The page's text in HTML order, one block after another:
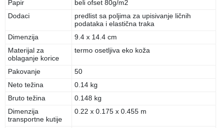
Papir
beli ofset 80g/m2
Dodaci
predlist sa poljima za upisivanje ličnih
podataka i elastična traka
Dimenzija
9.4 x 14.4 cm
Materijal za
oblaganje korice
termo osetljiva eko koža
Pakovanje
50
Neto težina
0.14 kg
Bruto težina
0.148 kg
Dimenzija
transportne kutije
0.22 x 0.175 x 0.455 m